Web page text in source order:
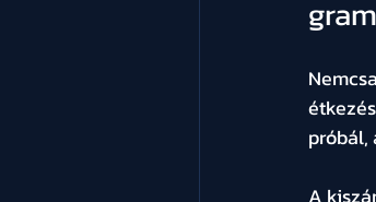
próbál,
A